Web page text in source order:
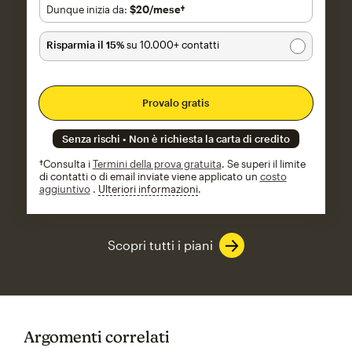
Dunque inizia da: $20/mese†al mese†
Risparmia il 15%su 10.000+ contatti
Provalo gratis
Senza rischi • Non è richiesta la carta di credito
†Consulta iTermini della prova gratuita. Se superi il limite
di contatti o di email inviate viene applicato un costo
aggiuntivo. Ulteriori informazionitooltip
Scopri tutti i piani
Argomenti correlati